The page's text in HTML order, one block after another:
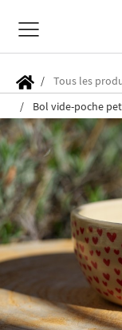
Tous les
Bol vide-poche